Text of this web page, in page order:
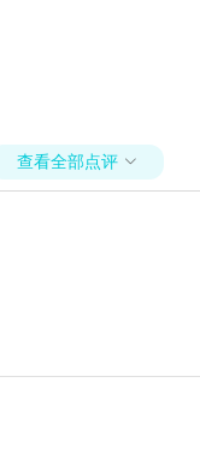
查看全部点评 